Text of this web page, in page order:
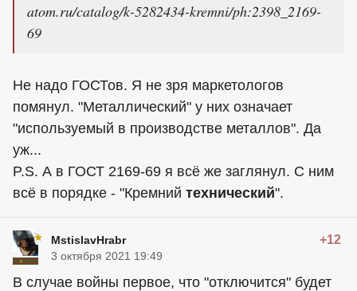
atom.ru/catalog/k-5282434-kremni/ph:2398_2169-
69
Не надо ГОСТов. Я не зря маркетологов
помянул. "Металлический" у них означает
"используемый в производстве металлов". Да
уж...
P.S. А в ГОСТ 2169-69 я всё же заглянул. С ним
всё в порядке - "Кремний технический".
MstislavHrabr +12
3 октября 2021 19:49
В случае войны первое, что "отключится" будет